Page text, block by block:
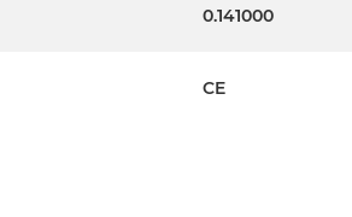
0.141000
CE